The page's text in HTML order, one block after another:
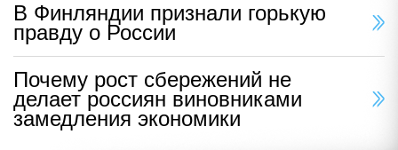
В Финляндии признали горькую
правду о России
Почему рост сбережений не
делает россиян виновниками
замедления экономики